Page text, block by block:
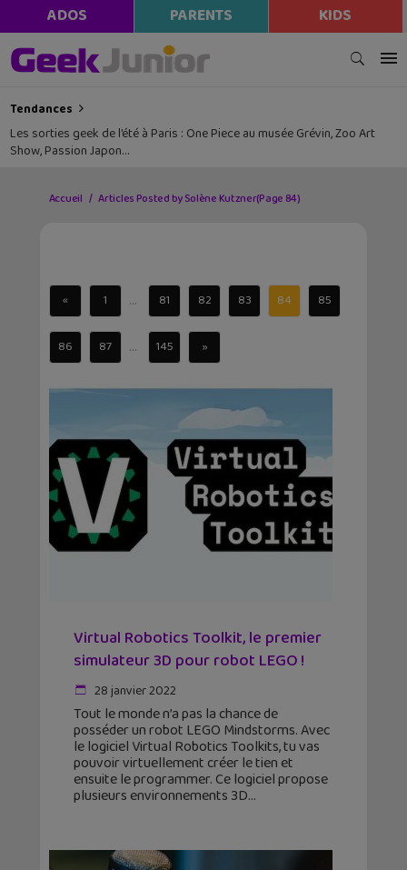
ADOS PARENTS KIDS
Tendances
Les sorties geek de l’été à Paris : One Piece au musée Grévin, Zoo Art
Show, Passion Japon…
Accueil Articles Posted by Solène Kutzner(Page 84)
« 1 ... 81 82 83 84 85
86 87 ... 145 »
Virtual Robotics Toolkit, le premier
simulateur 3D pour robot LEGO !
28 janvier 2022
Tout le monde n’a pas la chance de
posséder un robot LEGO Mindstorms. Avec
le logiciel Virtual Robotics Toolkits, tu vas
pouvoir virtuellement créer le tien et
ensuite le programmer. Ce logiciel propose
plusieurs environnements 3D